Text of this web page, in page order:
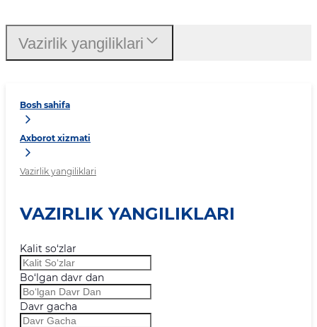
Bosh sahifa
Axborot xizmati
Vazirlik yangiliklari
VAZIRLIK YANGILIKLARI
Kalit so‘zlar
Bo‘lgan davr dan
Davr gacha
Vazirlik yangiliklari